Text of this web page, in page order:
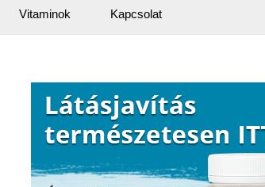
Vitaminok Kapcsolat